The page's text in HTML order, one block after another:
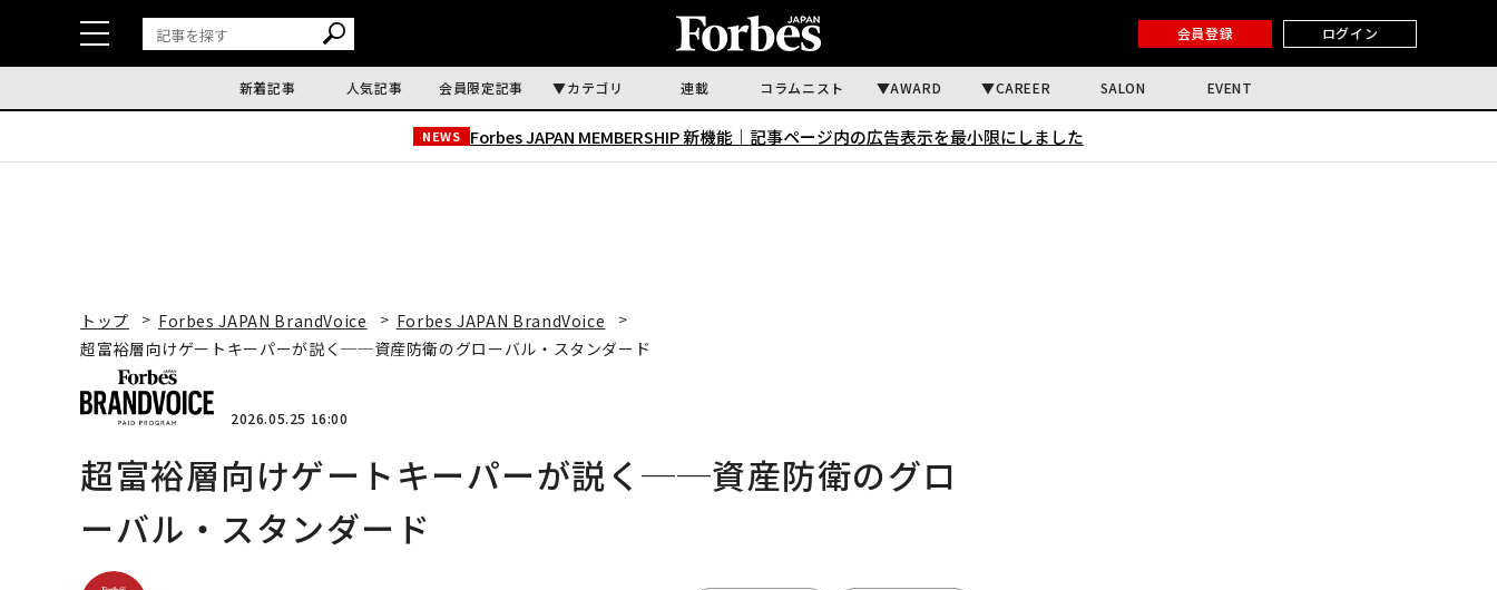
会員登録 ログイン
新着記事 人気記事 会員限定記事 カテゴリ 連載 コラムニスト AWARD CAREER SALON EVENT
NEWS Forbes JAPAN MEMBERSHIP 新機能｜ 記事ページ内の広告表示を最小限にしました
トップ Forbes JAPAN BrandVoice
Forbes JAPAN BrandVoice
超富裕層向けゲートキーパーが説く──資産防衛のグローバル・スタンダード
2026.05.25 16:00
超富裕層向けゲートキーパーが説く──資産防衛のグロ
ーバル・スタンダード